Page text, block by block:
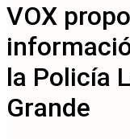
VOX
la Policía
Grande